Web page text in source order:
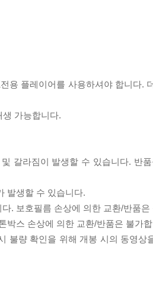
용 플레이어를 사용하셔야 합니다.
가능합니다.
갈라짐이 발생할 수 있습니다. 반
발생할 수 있습니다.
. 보호필름 손상에 의한 교환/반품은
박스 손상에 의한 교환/반품은 불가
불량 확인을 위해 개봉 시의 동영상